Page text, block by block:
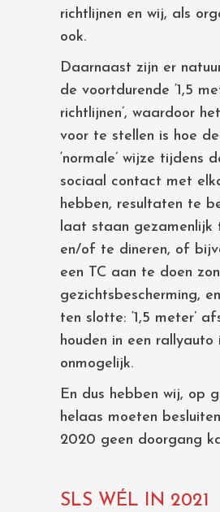
richtlijnen en wij, als
ook.
Daarnaast zijn er
de voortdurende ‘1,5
richtlijnen’, waardoor
voor te stellen is hoe
‘normale’ wijze tijdens
sociaal contact met
hebben, resultaten te
laat staan gezamenlijk
en/of te dineren, of
een TC aan te doen
gezichtsbescherming,
ten slotte: ‘1,5 meter’
houden in een rallyauto
onmogelijk.
En dus hebben wij, op
helaas moeten
2020 geen doorgang
SLS WÉL IN 2021